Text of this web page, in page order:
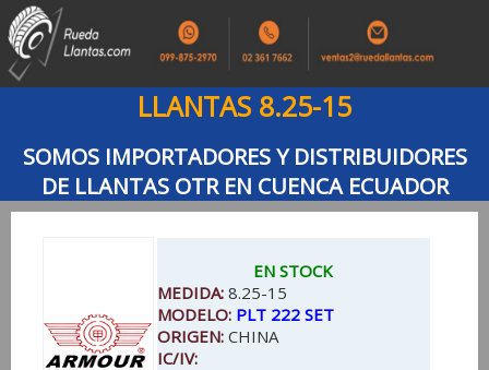
LLANTAS 8.25-15
SOMOS IMPORTADORES Y DISTRIBUIDORES
DE LLANTAS OTR EN CUENCA ECUADOR
EN STOCK
MEDIDA: 8.25-15
MODELO: PLT 222 SET
ORIGEN: CHINA
IC/IV: